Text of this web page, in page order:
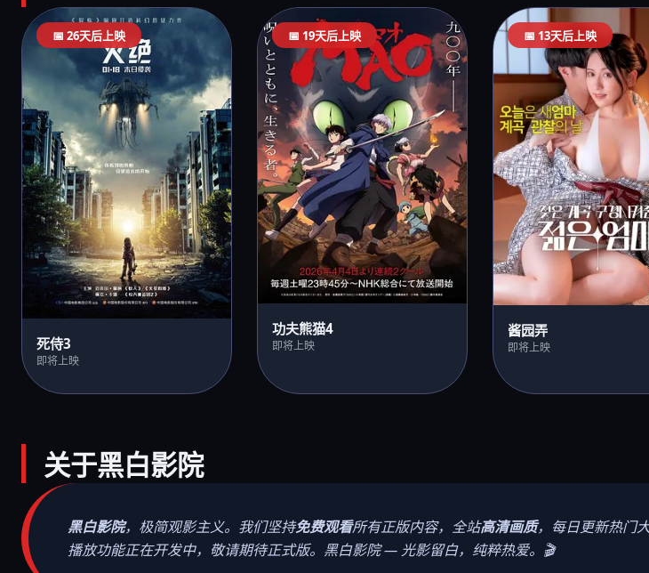
📅 26天后上映
死侍3
即将上映
📅 19天后上映
功夫熊猫4
即将上映
📅 13天后上映
酱园弄
即将上映
关于黑白影院
黑白影院，极简观影主义。我们坚持免费观看所有正版内容，全站高清画质，每日更新热门
播放功能正在开发中，敬请期待正式版。黑白影院 — 光影留白，纯粹热爱。🎬